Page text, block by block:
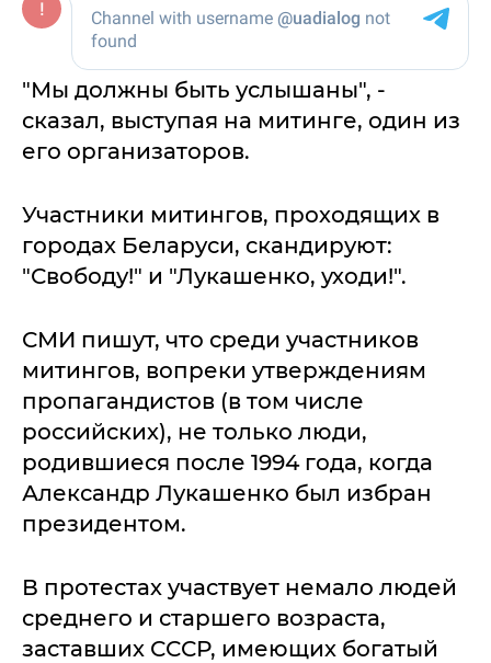
"Мы должны быть услышаны", -
сказал, выступая на митинге, один из
его организаторов.
Участники митингов, проходящих в
городах Беларуси, скандируют:
"Свободу!" и "Лукашенко, уходи!".
СМИ пишут, что среди участников
митингов, вопреки утверждениям
пропагандистов (в том числе
российских), не только люди,
родившиеся после 1994 года, когда
Александр Лукашенко был избран
президентом.
В протестах участвует немало людей
среднего и старшего возраста,
заставших СССР, имеющих богатый